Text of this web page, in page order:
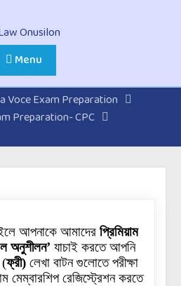
Menu
Voce Exam Preparation
Preparation- CPC
আপনাকে আমাদের প্রিমিয়াম
অনুশীলন’ যাচাই করতে আপনি
(ফ্রী) লেখা বাটন গুলোতে পরীক্ষা
মেম্বারশিপ রেজিস্ট্রেশন করতে